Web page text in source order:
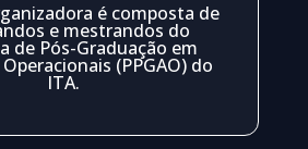
é composta de
e mestrandos do
de Pós-Graduação em
(PPGAO) do
ITA.